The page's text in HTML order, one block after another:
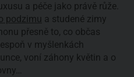
a péče jako právě růže.
podzimu a studené zimy
přesně to, co občas
v myšlenkách
voní záhony květin a o